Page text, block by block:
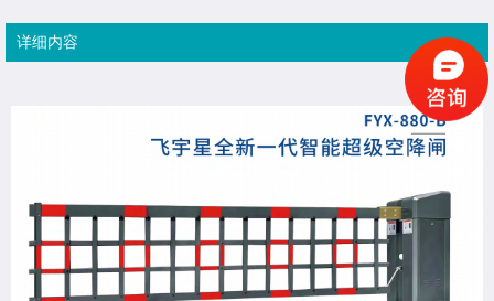
详细内容